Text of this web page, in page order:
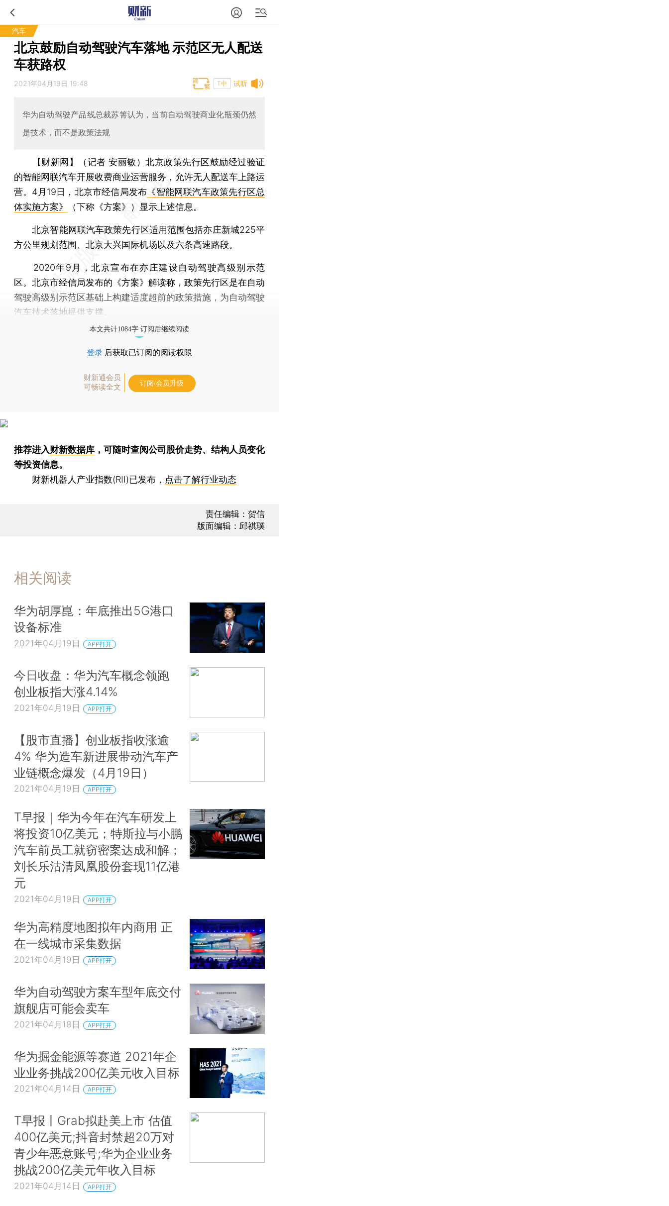
汽车
北京鼓励自动驾驶汽车落地 示范区无人配送
车获路权
试听
2021年04月19日 19:48 T中
华为自动驾驶产品线总裁苏箐认为，当前自动驾驶商业化瓶颈仍然
是技术，而不是政策法规
【财新网】（记者 安丽敏）北京政策先行区鼓励经过验证
的智能网联汽车开展收费商业运营服务，允许无人配送车上路运
营。4月19日，北京市经信局发布 《智能网联汽车政策先行区总
体实施方案》
（下称《方案》）显示上述信息。
北京智能网联汽车政策先行区适用范围包括亦庄新城225平
方公里规划范围、北京大兴国际机场以及六条高速路段。
2020年9月，北京宣布在亦庄建设自动驾驶高级别示范
区。北京市经信局发布的《方案》解读称，政策先行区是在自动
驾驶高级别示范区基础上构建适度超前的政策措施，为自动驾驶
汽车技术落地提供支撑。
本文共计1084字 订阅后继续阅读
登录 后获取已订阅的阅读权限
财新通会员
可畅读全文
订阅/会员升级
推荐进入财新数据库 ，可随时查阅公司股价走势、结构人员变化
等投资信息。
财新机器人产业指数(RII)已发布， 点击了解行业动态
责任编辑：贺信
版面编辑：邱祺璞
相关阅读
华为胡厚崑：年底推出5G港口
设备标准
2021年04月19日 APP打开
今日收盘：华为汽车概念领跑
创业板指大涨4.14%
2021年04月19日 APP打开
【股市直播】创业板指收涨逾
4% 华为造车新进展带动汽车产
业链概念爆发（4月19日）
2021年04月19日 APP打开
T早报｜华为今年在汽车研发上
将投资10亿美元；特斯拉与小鹏
汽车前员工就窃密案达成和解；
刘长乐沽清凤凰股份套现11亿港
元
2021年04月19日 APP打开
华为高精度地图拟年内商用 正
在一线城市采集数据
2021年04月19日 APP打开
华为自动驾驶方案车型年底交付
旗舰店可能会卖车
2021年04月18日 APP打开
华为掘金能源等赛道 2021年企
业业务挑战200亿美元收入目标
2021年04月14日 APP打开
T早报丨Grab拟赴美上市 估值
400亿美元;抖音封禁超20万对
青少年恶意账号;华为企业业务
挑战200亿美元年收入目标
2021年04月14日 APP打开